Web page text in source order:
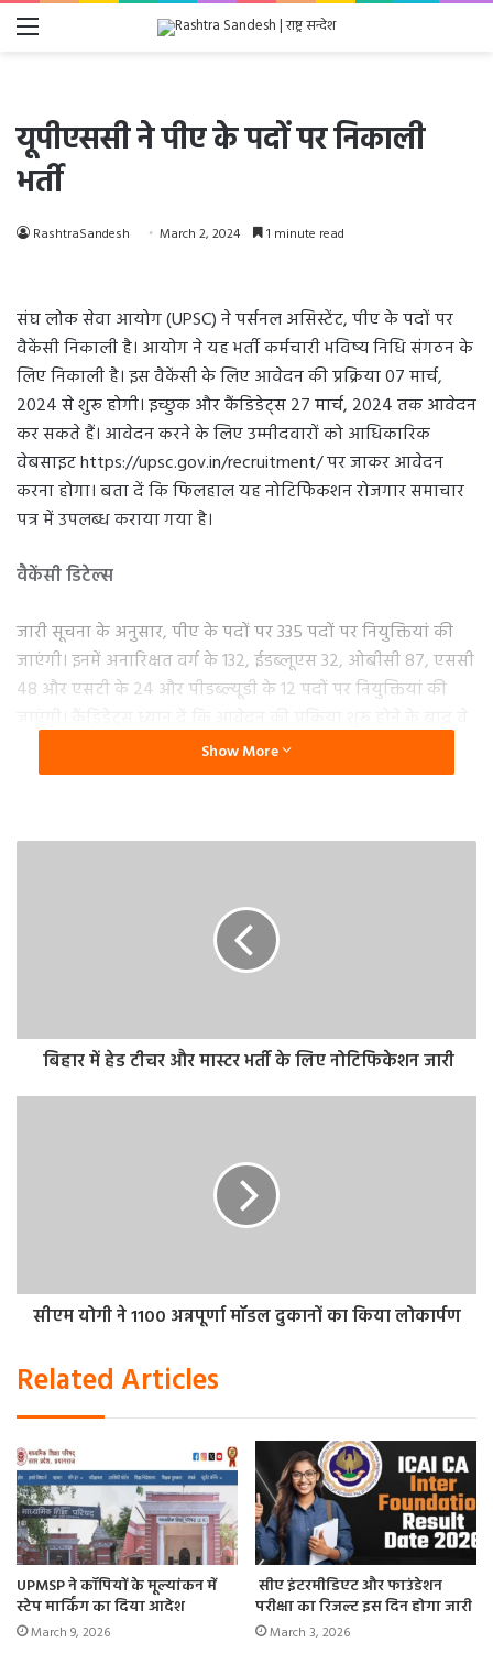
Menu
यूपीएससी ने पीए के पदों पर निकाली
भर्ती
RashtraSandesh March 2, 2024 1 minute read
संघ लोक सेवा आयोग (UPSC) ने पर्सनल असिस्टेंट, पीए के पदों पर
वैकेंसी निकाली है। आयोग ने यह भर्ती कर्मचारी भविष्य निधि संगठन के
लिए निकाली है। इस वैकेंसी के लिए आवेदन की प्रक्रिया 07 मार्च,
2024 से शुरू होगी। इच्छुक और कैंडिडेट्स 27 मार्च, 2024 तक आवेदन
कर सकते हैं। आवेदन करने के लिए उम्मीदवारों को आधिकारिक
वेबसाइट https://upsc.gov.in/recruitment/ पर जाकर आवेदन
करना होगा। बता दें कि फिलहाल यह नोटिफिेकशन रोजगार समाचार
पत्र में उपलब्ध कराया गया है।
वैकेंसी डिटेल्स
जारी सूचना के अनुसार, पीए के पदों पर 335 पदों पर नियुक्तियां की
जाएंगी। इनमें अनारिक्षत वर्ग के 132, ईडब्लूएस 32, ओबीसी 87, एससी
48 और एसटी के 24 और पीडब्ल्यूडी के 12 पदों पर नियुक्तियां की
नीचे दिए गए आसान स्टेप्स को फॉलो करके अप्लाई कर सकते हैं।
करें। ऑनलाइन आवेदन पत्र भरें। अब आवश्यक दस्तावेज अपलोड करें।
आवश्यक आवेदन शुल्क का भुगतान करें। भरे हुए एप्लीकेशन फॉर्म को
अच्छी तरह से क्रास चेक करें और फिर भरे हुए आवेदन पत्र प्रिंटआउट
बता दें कि आधिकारिक वेबसाइट पर नोटिफिकेशन जारी होने के बाद
करने से पहले वैकेंसी से जुड़े सभी नियम और शर्तों को ध्यान से पढ़ें और
फिर अप्लाई करें, क्योंकि पत्र में गड़बड़ी पकड़ में आने पर फॉर्म स्वीकार
Show More
बिहार में हेड टीचर और मास्टर भर्ती के लिए नोटिफिकेशन जारी
सीएम योगी ने 1100 अन्नपूर्णा मॉडल दुकानों का किया लोकार्पण
Related Articles
UPMSP ने कॉपियों के मूल्यांकन में
स्टेप मार्किंग का दिया आदेश
March 9, 2026
सीए इंटरमीडिएट और फाउंडेशन
परीक्षा का रिजल्ट इस दिन होगा जारी
March 3, 2026